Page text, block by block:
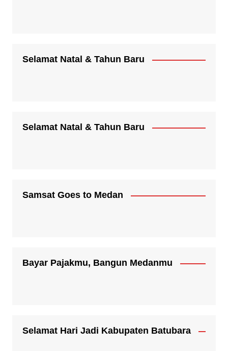
Selamat Natal & Tahun Baru
Selamat Natal & Tahun Baru
Samsat Goes to Medan
Bayar Pajakmu, Bangun Medanmu
Selamat Hari Jadi Kabupaten Batubara